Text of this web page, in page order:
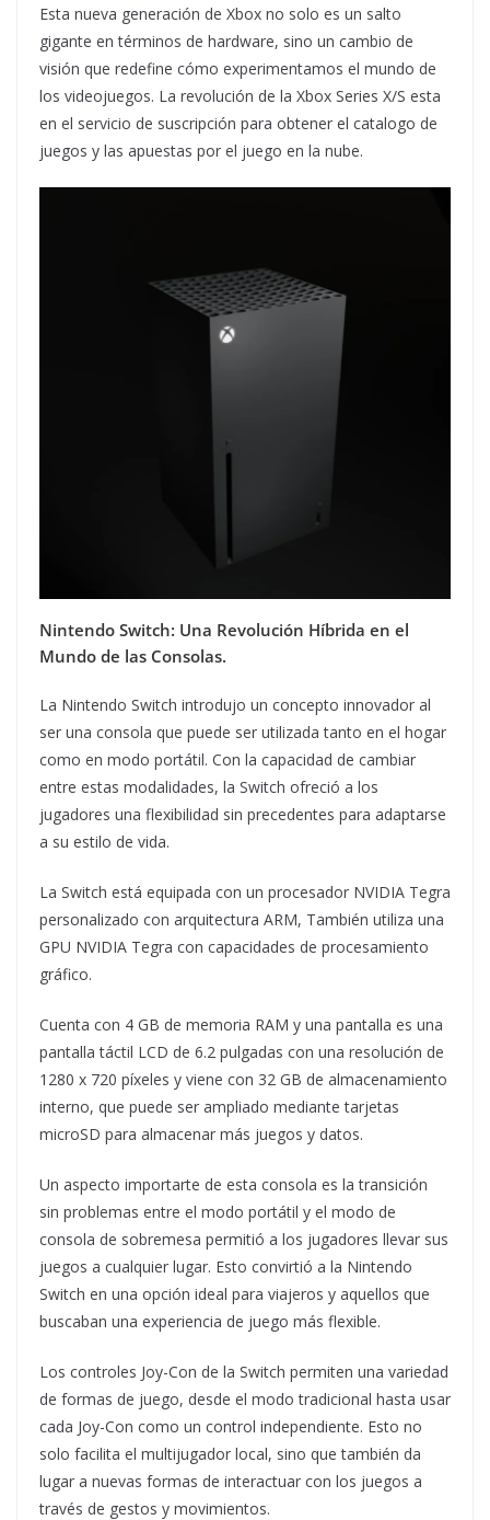
Esta nueva generación de Xbox no solo es un salto
gigante en términos de hardware, sino un cambio de
visión que redefine cómo experimentamos el mundo de
los videojuegos. La revolución de la Xbox Series X/S esta
en el servicio de suscripción para obtener el catalogo de
juegos y las apuestas por el juego en la nube.
Nintendo Switch: Una Revolución Híbrida en el
Mundo de las Consolas.
La Nintendo Switch introdujo un concepto innovador al
ser una consola que puede ser utilizada tanto en el hogar
como en modo portátil. Con la capacidad de cambiar
entre estas modalidades, la Switch ofreció a los
jugadores una flexibilidad sin precedentes para adaptarse
a su estilo de vida.
La Switch está equipada con un procesador NVIDIA Tegra
personalizado con arquitectura ARM, También utiliza una
GPU NVIDIA Tegra con capacidades de procesamiento
gráfico.
Cuenta con 4 GB de memoria RAM y una pantalla es una
pantalla táctil LCD de 6.2 pulgadas con una resolución de
1280 x 720 píxeles y viene con 32 GB de almacenamiento
interno, que puede ser ampliado mediante tarjetas
microSD para almacenar más juegos y datos.
Un aspecto importarte de esta consola es la transición
sin problemas entre el modo portátil y el modo de
consola de sobremesa permitió a los jugadores llevar sus
juegos a cualquier lugar. Esto convirtió a la Nintendo
Switch en una opción ideal para viajeros y aquellos que
buscaban una experiencia de juego más flexible.
Los controles Joy-Con de la Switch permiten una variedad
de formas de juego, desde el modo tradicional hasta usar
cada Joy-Con como un control independiente. Esto no
solo facilita el multijugador local, sino que también da
lugar a nuevas formas de interactuar con los juegos a
través de gestos y movimientos.